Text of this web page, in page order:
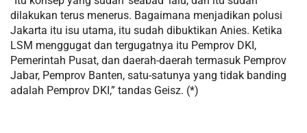
dilakukan terus menerus. Bagaimana menjadikan polusi
Jakarta itu isu utama, itu sudah dibuktikan Anies. Ketika
LSM menggugat dan tergugatnya itu Pemprov DKI,
Pemerintah Pusat, dan daerah-daerah termasuk Pemprov
Jabar, Pemprov Banten, satu-satunya yang tidak banding
adalah Pemprov DKI,” tandas Geisz. (*)